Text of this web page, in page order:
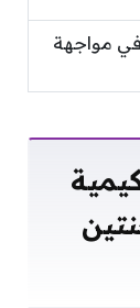
في مواجهة